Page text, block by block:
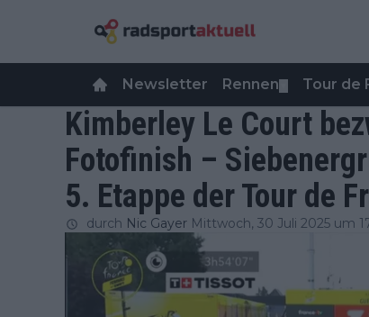
Newsletter Rennen Tour de
Kimberley Le Court
Fotofinish –
5. Etappe der Tour de
durch Nic Gayer Mittwoch, 30 Juli 2025 um